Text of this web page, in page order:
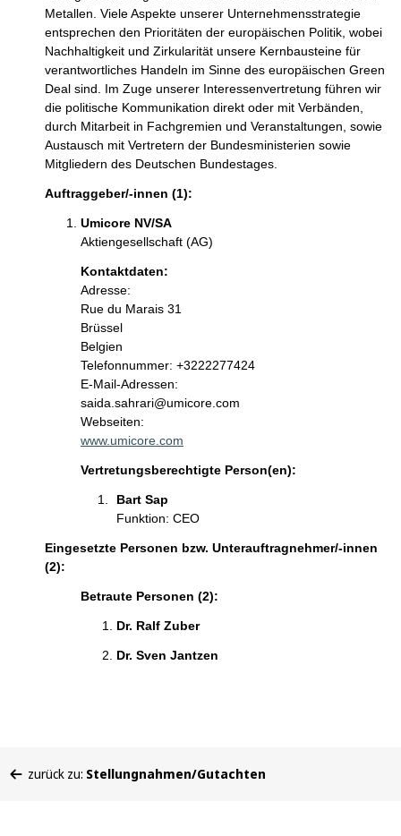
Metallen. Viele Aspekte unserer Unternehmensstrategie
entsprechen den Prioritäten der europäischen Politik, wobei
Nachhaltigkeit und Zirkularität unsere Kernbausteine für
verantwortliches Handeln im Sinne des europäischen Green
Deal sind. Im Zuge unserer Interessenvertretung führen wir
die politische Kommunikation direkt oder mit Verbänden,
durch Mitarbeit in Fachgremien und Veranstaltungen, sowie
Austausch mit Vertretern der Bundesministerien sowie
Mitgliedern des Deutschen Bundestages.
Auftraggeber/-innen (1):
Umicore NV/SA
Aktiengesellschaft (AG)
Kontaktdaten:
Adresse:
Rue du Marais 31
Brüssel
Belgien
Kontaktinformationen:
Telefonnummer: +3222277424
E-Mail-Adressen:
saida.sahrari@umicore.com
Webseiten:
www.umicore.com
Vertretungsberechtigte Person(en):
Bart Sap
Funktion: CEO
Eingesetzte Personen bzw. Unterauftragnehmer/-innen
(2):
Betraute Personen (2):
Dr. Ralf Zuber
Dr. Sven Jantzen
befinden
zurück zu: Stellungnahmen/Gutachten